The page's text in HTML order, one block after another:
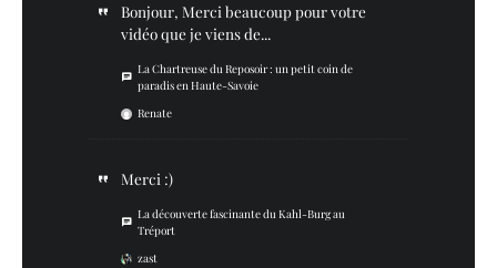
Bonjour, Merci beaucoup pour votre
vidéo que je viens de...
La Chartreuse du Reposoir : un petit coin de
paradis en Haute-Savoie
Renate
Merci :)
La découverte fascinante du Kahl-Burg au
Tréport
zast